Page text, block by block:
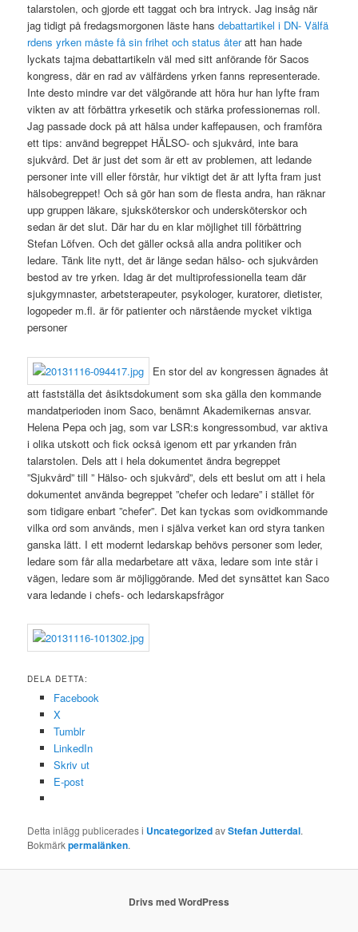
talarstolen, och gjorde ett taggat och bra intryck. Jag insåg när
jag tidigt på fredagsmorgonen läste hansdebattartikel i DN- Välfä
rdens yrken måste få sin frihet och status återatt han hade
lyckats tajma debattartikeln väl med sitt anförande för Sacos
kongress, där en rad av välfärdens yrken fanns representerade.
Inte desto mindre var det välgörande att höra hur han lyfte fram
vikten av att förbättra yrkesetik och stärka professionernas roll.
Jag passade dock på att hälsa under kaffepausen, och framföra
ett tips: använd begreppet HÄLSO- och sjukvård, inte bara
sjukvård. Det är just det som är ett av problemen, att ledande
personer inte vill eller förstår, hur viktigt det är att lyfta fram just
hälsobegreppet! Och så gör han som de flesta andra, han räknar
upp gruppen läkare, sjuksköterskor och undersköterskor och
sedan är det slut. Där har du en klar möjlighet till förbättring
Stefan Löfven. Och det gäller också alla andra politiker och
ledare. Tänk lite nytt, det är länge sedan hälso- och sjukvården
bestod av tre yrken. Idag är det multiprofessionella team där
sjukgymnaster, arbetsterapeuter, psykologer, kuratorer, dietister,
logopeder m.fl. är för patienter och närstående mycket viktiga
personer
En stor del av kongressen ägnades åt
att fastställa det åsiktsdokument som ska gälla den kommande
mandatperioden inom Saco, benämnt Akademikernas ansvar.
Helena Pepa och jag, som var LSR:s kongressombud, var aktiva
i olika utskott och fick också igenom ett par yrkanden från
talarstolen. Dels att i hela dokumentet ändra begreppet
”Sjukvård” till ” Hälso- och sjukvård”, dels ett beslut om att i hela
dokumentet använda begreppet ”chefer och ledare” i stället för
som tidigare enbart ”chefer”. Det kan tyckas som ovidkommande
vilka ord som används, men i själva verket kan ord styra tanken
ganska lätt. I ett modernt ledarskap behövs personer som leder,
ledare som får alla medarbetare att växa, ledare som inte står i
vägen, ledare som är möjliggörande. Med det synsättet kan Saco
vara ledande i chefs- och ledarskapsfrågor
DELA DETTA:
Facebook
X
Tumblr
LinkedIn
Skriv ut
E-post
Detta inlägg publicerades i UncategorizedavStefan Jutterdal.
Bokmärkpermalänken.
Drivs med WordPress